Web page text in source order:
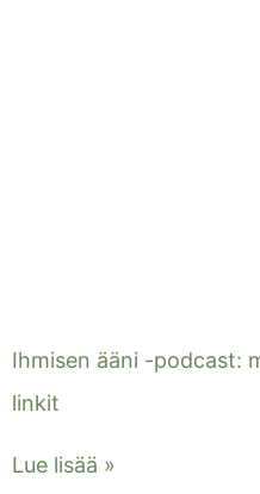
Ihmisen ääni -podcast:
linkit
Lue lisää »